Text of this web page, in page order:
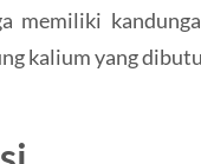
memiliki
kalium yang